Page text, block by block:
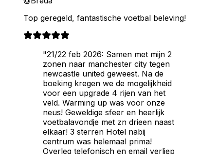
Top geregeld, fantastische voetbal beleving!
"21/22 feb 2026: Samen met mijn 2
zonen naar manchester city tegen
newcastle united geweest. Na de
boeking kregen we de mogelijkheid
voor een upgrade 4 rijen van het
veld. Warming up was voor onze
neus! Geweldige sfeer en heerlijk
voetbalavondje met zn drieen naast
elkaar! 3 sterren Hotel nabij
centrum was helemaal prima!
Overleg telefonisch en email verliep